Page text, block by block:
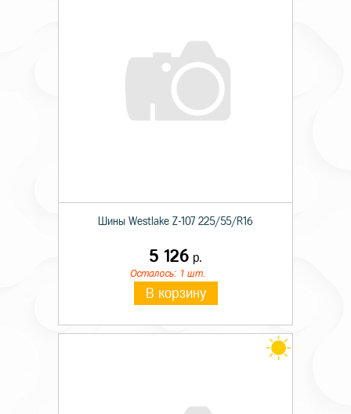
Шины Westlake Z-107 225/55/R16
5 126 р.
Осталось: 1 шт.
В корзину